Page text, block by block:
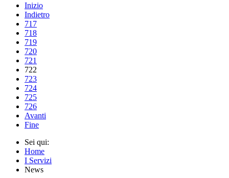
Inizio
Indietro
717
718
719
720
721
722
723
724
725
726
Avanti
Fine
Sei qui:
Home
I Servizi
News